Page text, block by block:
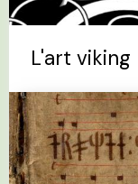
L'art viking